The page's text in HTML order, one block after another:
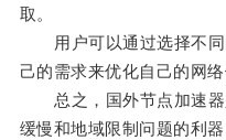
取。
用户可以通过选择不同
己的需求来优化自己的网络
总之，国外节点加速器
缓慢和地域限制问题的利器